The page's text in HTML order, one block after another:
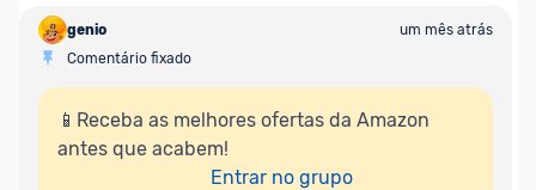
genio
um mês atrás
Comentário fixado
📱Receba as melhores ofertas da Amazon
antes que acabem!
Entrar no grupo